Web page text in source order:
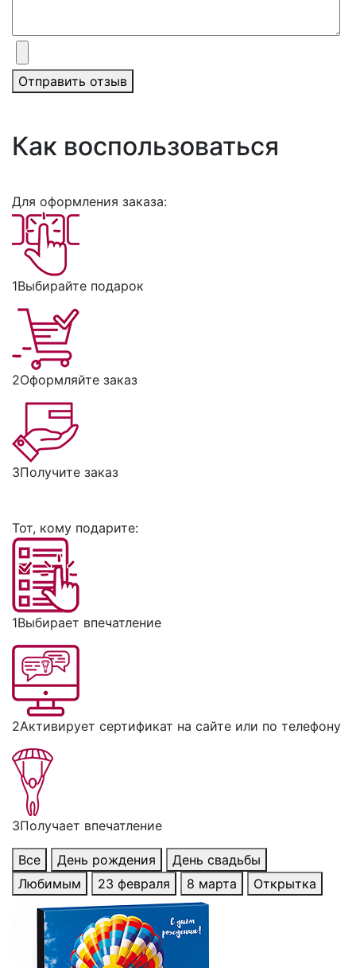
Отправить отзыв
Как воспользоваться
Для оформления заказа:
1Выбирайте подарок
2Оформляйте заказ
3Получите заказ
Тот, кому подарите:
1Выбирает впечатление
2Активирует сертификат на сайте или по телефону
3Получает впечатление
Все День рождения
День свадьбы
Любимым
23 февраля 8 марта Открытка